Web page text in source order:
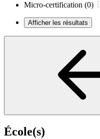
Micro-certification (0)
Afficher les résultats
École(s)